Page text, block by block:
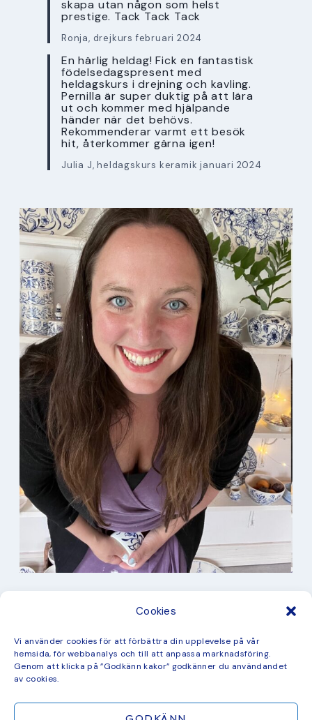
Cookies
Vi använder cookies för att förbättra din upplevelse på vår
hemsida, för webbanalys och till att anpassa marknadsföring.
Genom att klicka på ”Godkänn kakor” godkänner du användandet
av cookies.
skapa utan någon som helst
prestige. Tack Tack Tack
Ronja, drejkurs februari 2024
En härlig heldag! Fick en fantastisk
födelsedagspresent med
heldagskurs i drejning och kavling.
Pernilla är super duktig på att lära
ut och kommer med hjälpande
händer när det behövs.
Rekommenderar varmt ett besök
hit, återkommer gärna igen!
Julia J, heldagskurs keramik januari 2024
Kurser
Måleri
mina favorit recept
Mönster